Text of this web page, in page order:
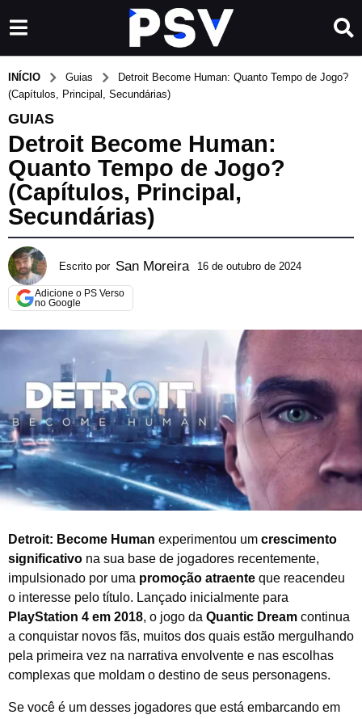
INÍCIO Guias
Detroit Become Human: Quanto Tempo de Jogo?
(Capítulos, Principal, Secundárias)
GUIAS
Detroit Become Human:
Quanto Tempo de Jogo?
(Capítulos, Principal,
Secundárias)
Escrito por San Moreira 16 de outubro de 2024
o
u
r
o
e
4
Adicione o PS Verso
no Google
Detroit: Become Human experimentou um crescimento
significativo na sua base de jogadores recentemente,
impulsionado por uma promoção atraente que reacendeu
o interesse pelo título. Lançado inicialmente para
PlayStation 4 em 2018, o jogo da Quantic Dream continua
a conquistar novos fãs, muitos dos quais estão mergulhando
pela primeira vez na narrativa envolvente e nas escolhas
complexas que moldam o destino de seus personagens.
Se você é um desses jogadores que está embarcando em